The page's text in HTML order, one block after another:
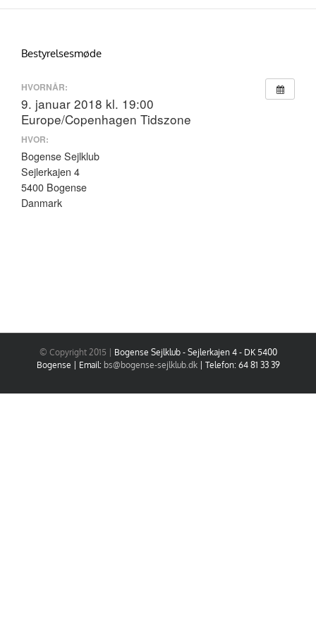
Skip
Bestyrelsesmøde
HVORNÅR:
9. januar 2018 kl. 19:00
Europe/Copenhagen Tidszone
HVOR:
Bogense Sejlklub
Sejlerkajen 4
5400 Bogense
Danmark
© Copyright 2015 | Bogense Sejlklub - Sejlerkajen 4 - DK 5400
Bogense | Email: bs@bogense-sejlklub.dk| Telefon: 64 81 33 39